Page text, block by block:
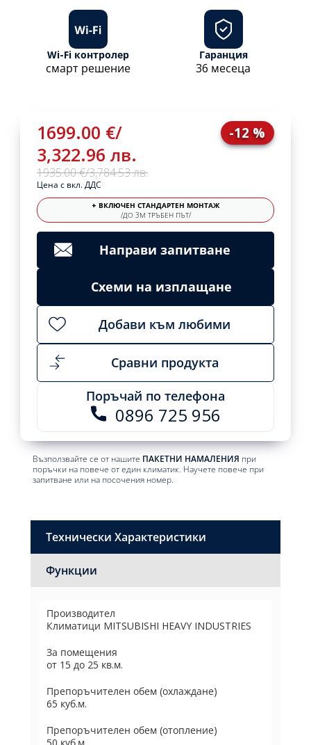
1699.00 €/
3,322.96 лв.
1935.00 €/3,784.53 лв.
-12 %
Цена с вкл. ДДС
+ ВКЛЮЧЕН СТАНДАРТЕН МОНТАЖ
/ДО 3М ТРЪБЕН ПЪТ/
Направи запитване
Схеми на изплащане
Добави към любими
Сравни продукта
Поръчай по телефона
0896 725 956
Възползвайте се от нашите ПАКЕТНИ НАМАЛЕНИЯ при
поръчки на повече от един климатик. Научете повече при
запитване или на посочения номер.
Wi-Fi контролер
смарт решение
Гаранция
36 месеца
Технически Характеристики
Функции
Производител
Климатици MITSUBISHI HEAVY INDUSTRIES
За помещения
от 15 до 25 кв.м.
Препоръчителен обем (охлаждане)
65 куб.м.
Препоръчителен обем (отопление)